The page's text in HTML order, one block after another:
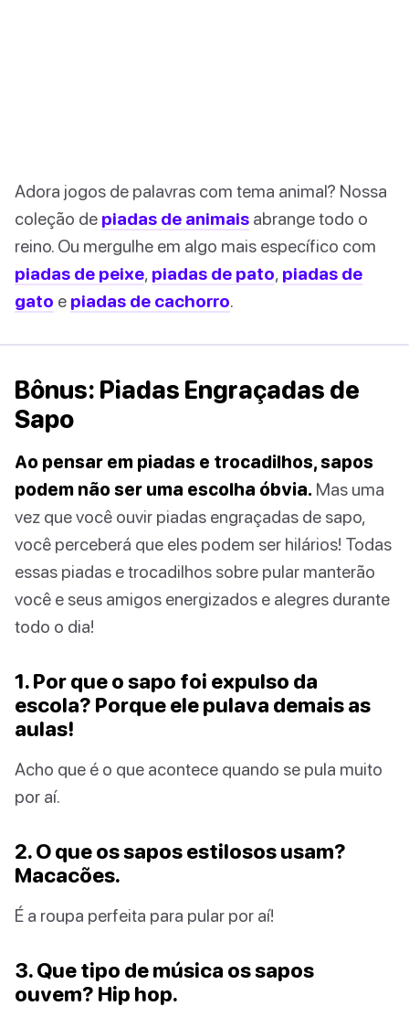
Adora jogos de palavras com tema animal? Nossa
coleção de piadas de animais abrange todo o
reino. Ou mergulhe em algo mais específico com
piadas de peixe, piadas de pato, piadas de
gato e piadas de cachorro.
Bônus: Piadas Engraçadas de
Sapo
Ao pensar em piadas e trocadilhos, sapos
podem não ser uma escolha óbvia. Mas uma
vez que você ouvir piadas engraçadas de sapo,
você perceberá que eles podem ser hilários! Todas
essas piadas e trocadilhos sobre pular manterão
você e seus amigos energizados e alegres durante
todo o dia!
1. Por que o sapo foi expulso da
escola? Porque ele pulava demais as
aulas!
Acho que é o que acontece quando se pula muito
por aí.
2. O que os sapos estilosos usam?
Macacões.
É a roupa perfeita para pular por aí!
3. Que tipo de música os sapos
ouvem? Hip hop.